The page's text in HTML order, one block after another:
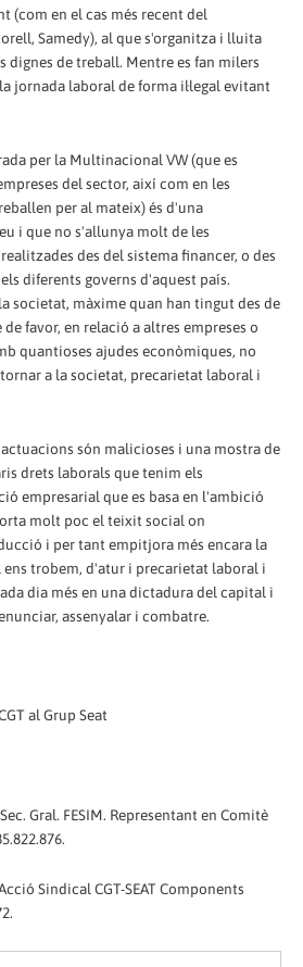
(com en el cas més recent del
Samedy), al que s'organitza i lluita
dignes de treball. Mentre es fan milers
jornada laboral de forma il·legal evitant
per la Multinacional VW (que es
del sector, així com en les
per al mateix) és d'una
i que no s'allunya molt de les
des del sistema financer, o des
diferents governs d'aquest país.
societat, màxime quan han tingut des de
favor, en relació a altres empreses o
quantioses ajudes econòmiques, no
a la societat, precarietat laboral i
són malicioses i una mostra de
drets laborals que tenim els
empresarial que es basa en l'ambició
molt poc el teixit social on
i per tant empitjora més encara la
trobem, d'atur i precarietat laboral i
dia més en una dictadura del capital i
assenyalar i combatre.
al Grup Seat
Gral. FESIM. Representant en Comitè
Sindical CGT-SEAT Components